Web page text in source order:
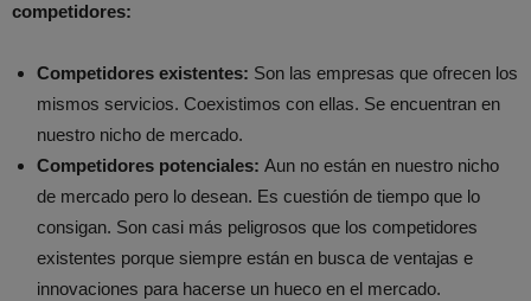
competidores:
Competidores existentes: Son las empresas que ofrecen los
mismos servicios. Coexistimos con ellas. Se encuentran en
nuestro nicho de mercado.
Competidores potenciales: Aun no están en nuestro nicho
de mercado pero lo desean. Es cuestión de tiempo que lo
consigan. Son casi más peligrosos que los competidores
existentes porque siempre están en busca de ventajas e
innovaciones para hacerse un hueco en el mercado.